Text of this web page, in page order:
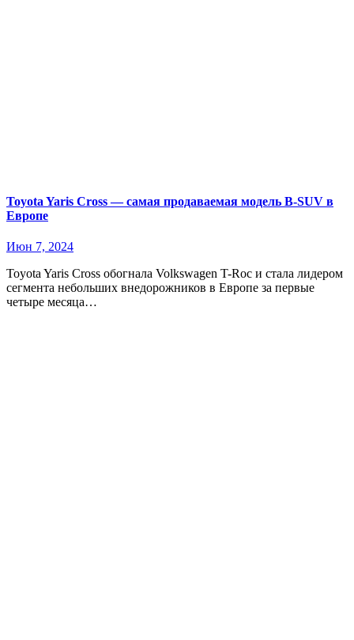
Toyota Yaris Cross — самая продаваемая модель B-SUV в
Европе
Июн 7, 2024
Toyota Yaris Cross обогнала Volkswagen T-Roc и стала лидером
сегмента небольших внедорожников в Европе за первые
четыре месяца…